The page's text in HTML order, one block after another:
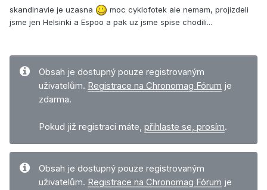
skandinavie je uzasna
moc cyklofotek ale nemam, projizdeli
jsme jen Helsinki a Espoo a pak uz jsme spise chodili...
Obsah je dostupný pouze registrovaným
uživatelům. Registrace na Chronomag Fórum je
zdarma.
Pokud již registraci máte, přihlaste se, prosím.
Obsah je dostupný pouze registrovaným
uživatelům. Registrace na Chronomag Fórum je